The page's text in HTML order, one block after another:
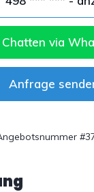
Chatten via
Anfrage